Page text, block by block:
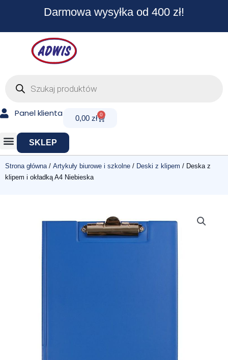
Darmowa wysyłka od 400 zł!
Panel klienta 0,00 zł 0
Cart
SKLEP
Strona główna / Artykuły biurowe i szkolne / Deski z klipem / Deska z
klipem i okładką A4 Niebieska